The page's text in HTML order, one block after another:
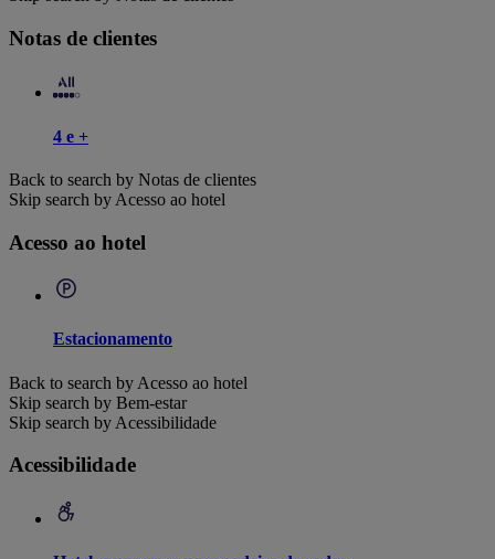
Notas de clientes
4 e +
Back to search by Notas de clientes
Skip search by Acesso ao hotel
Acesso ao hotel
Estacionamento
Back to search by Acesso ao hotel
Skip search by Bem-estar
Skip search by Acessibilidade
Acessibilidade